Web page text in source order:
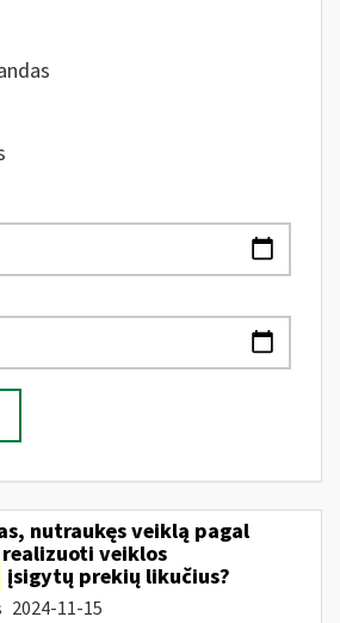
nutraukęs veiklą pagal
veiklos
įsigytų prekių likučius?
2024-11-15